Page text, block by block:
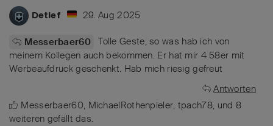
Detlef 29. Aug 2025
Messerbaer60
Tolle Geste, so was hab ich von
meinem Kollegen auch bekommen. Er hat mir 4 58er mit
Werbeaufdruck geschenkt. Hab mich riesig gefreut
Antworten
Messerbaer60, MichaelRothenpieler, tpach78, und 8
weiteren gefällt das.